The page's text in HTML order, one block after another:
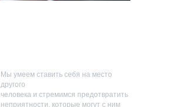
Мы умеем ставить себя на место
другого
человека и стремимся предотвратить
неприятности, которые могут с ним